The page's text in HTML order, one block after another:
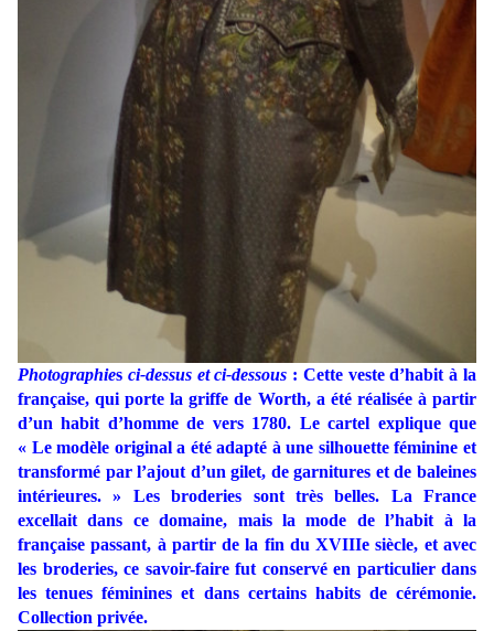
Photographies ci-dessus et ci-dessous : Cette veste d’habit à la
française, qui porte la griffe de Worth, a été réalisée à partir
d’un habit d’homme de vers 1780. Le cartel explique que
« Le modèle original a été adapté à une silhouette féminine et
transformé par l’ajout d’un gilet, de garnitures et de baleines
intérieures. » Les broderies sont très belles. La France
excellait dans ce domaine, mais la mode de l’habit à la
française passant, à partir de la fin du XVIIIe siècle, et avec
les broderies, ce savoir-faire fut conservé en particulier dans
les tenues féminines et dans certains habits de cérémonie.
Collection privée.